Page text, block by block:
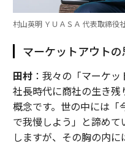
村山英明 ＹＵＡＳＡ 代表取締役
マーケットアウト
田村：我々の「マーケッ
社長時代に商社の生き
概念です。世の中には「
で我慢しよう」と諦め
しますが、その胸の内